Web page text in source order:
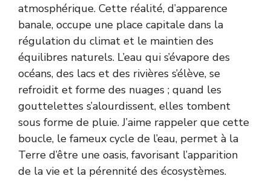
atmosphérique. Cette réalité, d’apparence
banale, occupe une place capitale dans la
régulation du climat et le maintien des
équilibres naturels. L’eau qui s’évapore des
océans, des lacs et des rivières s’élève, se
refroidit et forme des nuages ; quand les
gouttelettes s’alourdissent, elles tombent
sous forme de pluie. J’aime rappeler que cette
boucle, le fameux cycle de l’eau, permet à la
Terre d’être une oasis, favorisant l’apparition
de la vie et la pérennité des écosystèmes.